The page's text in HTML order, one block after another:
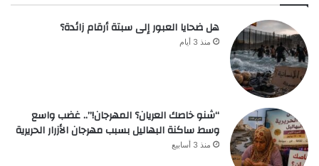
هل ضحايا العبور إلى سبتة أرقام زائدة؟
منذ 3 أيام
“شنو خاصك العريان؟ المهرجان!”.. غضب واسع
وسط ساكنة البهاليل بسبب مهرجان الأزرار الحريرية
منذ 3 أسابيع